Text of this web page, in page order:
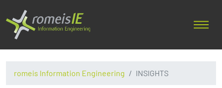
romeis Information Engineering INSIGHTS